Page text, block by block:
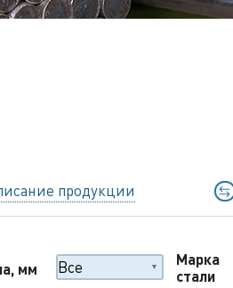
продукции
мм
Марка
стали